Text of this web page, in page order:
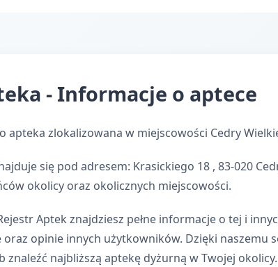
- Informacje o aptece
apteka zlokalizowana w miejscowości Cedry
się pod adresem: Krasickiego 18 , 83-020
okolicy oraz okolicznych miejscowości.
Aptek znajdziesz pełne informacje o tej i
oraz opinie innych użytkowników. Dzięki
znaleźć najbliższą aptekę dyżurną w Twojej okolicy.